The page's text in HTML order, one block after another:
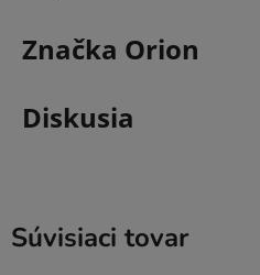
Značka Orion
Diskusia
Súvisiaci tovar